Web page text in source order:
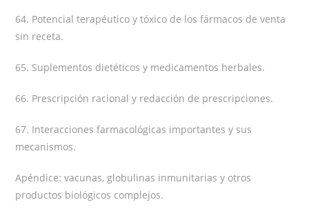
64. Potencial terapéutico y tóxico de los fármacos de venta
sin receta.
65. Suplementos dietéticos y medicamentos herbales.
66. Prescripción racional y redacción de prescripciones.
67. Interacciones farmacológicas importantes y sus
mecanismos.
Apéndice: vacunas, globulinas inmunitarias y otros
productos biológicos complejos.